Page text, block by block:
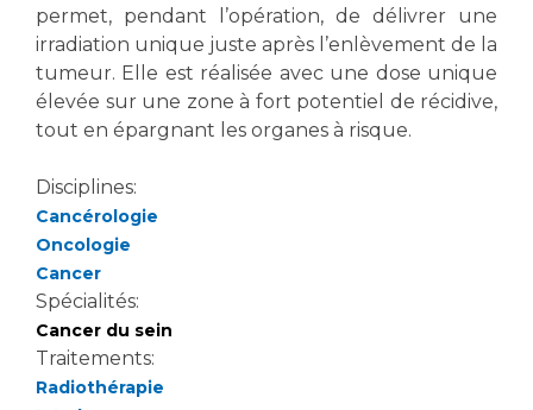
permet, pendant l’opération, de délivrer une
irradiation unique juste après l’enlèvement de la
tumeur. Elle est réalisée avec une dose unique
élevée sur une zone à fort potentiel de récidive,
tout en épargnant les organes à risque.
Disciplines:
Cancérologie
Oncologie
Cancer
Spécialités:
Cancer du sein
Traitements:
Radiothérapie